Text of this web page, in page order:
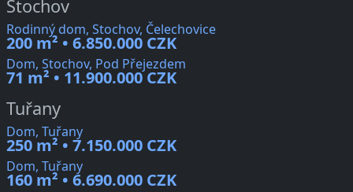
Stochov
Rodinný dom, Stochov, Čelechovice
200 m² • 6.850.000 CZK
Dom, Stochov, Pod Přejezdem
71 m² • 11.900.000 CZK
Tuřany
Dom, Tuřany
250 m² • 7.150.000 CZK
Dom, Tuřany
160 m² • 6.690.000 CZK